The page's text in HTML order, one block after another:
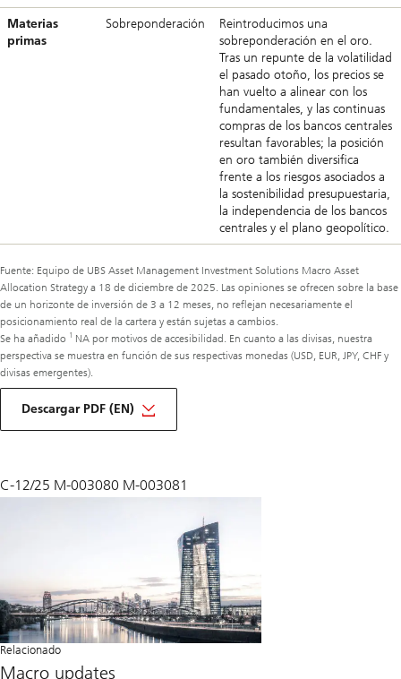
Materias
primas
Sobreponderación
Reintroducimos una
sobreponderación en el oro.
Tras un repunte de la volatilidad
el pasado otoño, los precios se
han vuelto a alinear con los
fundamentales, y las continuas
compras de los bancos centrales
resultan favorables; la posición
en oro también diversifica
frente a los riesgos asociados a
la sostenibilidad presupuestaria,
la independencia de los bancos
centrales y el plano geopolítico.
Fuente: Equipo de UBS Asset Management Investment Solutions Macro Asset
Allocation Strategy a 18 de diciembre de 2025. Las opiniones se ofrecen sobre la base
de un horizonte de inversión de 3 a 12 meses, no reflejan necesariamente el
posicionamiento real de la cartera y están sujetas a cambios.
Se ha añadido 1 NA por motivos de accesibilidad. En cuanto a las divisas, nuestra
perspectiva se muestra en función de sus respectivas monedas (USD, EUR, JPY, CHF y
divisas emergentes).
Descargar PDF (EN)
de
macro
C-12/25 M-003080 M-003081
Relacionado
Macro updates